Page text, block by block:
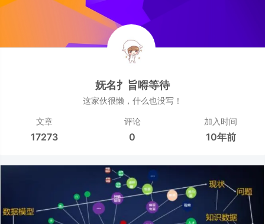
妩名扌旨嘚等待
这家伙很懒，什么也没写！
文章
17273
评论
0
加入时间
10年前